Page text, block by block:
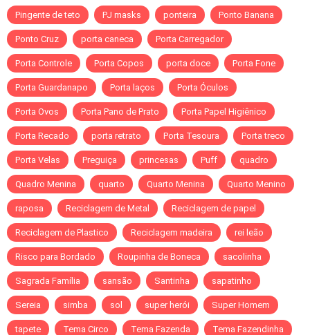
Pingente de teto PJ masks ponteira Ponto Banana
Ponto Cruz porta caneca Porta Carregador
Porta Controle Porta Copos porta doce Porta Fone
Porta Guardanapo Porta laços Porta Óculos
Porta Ovos Porta Pano de Prato Porta Papel Higiênico
Porta Recado porta retrato Porta Tesoura Porta treco
Porta Velas Preguiça princesas Puff quadro
Quadro Menina quarto Quarto Menina Quarto Menino
raposa Reciclagem de Metal Reciclagem de papel
Reciclagem de Plastico Reciclagem madeira rei leão
Risco para Bordado Roupinha de Boneca sacolinha
Sagrada Família sansão Santinha sapatinho
Sereia simba sol super herói Super Homem
tapete Tema Circo Tema Fazenda Tema Fazendinha